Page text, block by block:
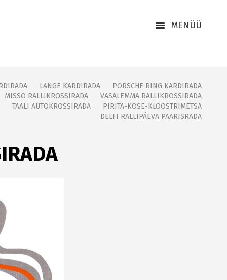
MENÜÜ
LANGE KARDIRADA
PORSCHE RING KARDIRADA
MISSO RALLIKROSSIRADA
VASALEMMA RALLIKROSSIRADA
TAALI AUTOKROSSIRADA
PIRITA-KOSE-KLOOSTRIMETSA
DELFI RALLIPÄEVA PAARISRADA